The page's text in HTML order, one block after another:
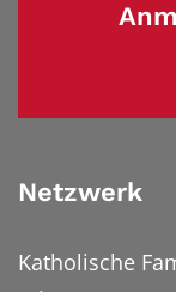
Netzwerk
Katholische